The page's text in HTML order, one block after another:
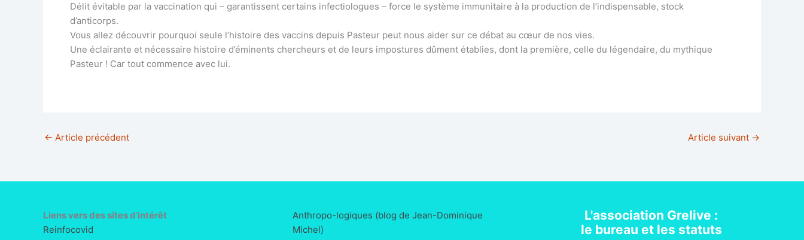
Délit évitable par la vaccination qui – garantissent certains infectiologues – force le système immunitaire à la production de l’indispensable, stock
d’anticorps.
Vous allez découvrir pourquoi seule l’histoire des vaccins depuis Pasteur peut nous aider sur ce débat au cœur de nos vies.
Une éclairante et nécessaire histoire d’éminents chercheurs et de leurs impostures dûment établies, dont la première, celle du légendaire, du mythique
Pasteur ! Car tout commence avec lui.
← Article précédent Article suivant →
Liens vers des sites d’intérêt
Reinfocovid
Anthropo-logiques (blog de Jean-Dominique
Michel)
L'association Grelive :
le bureau et les statuts